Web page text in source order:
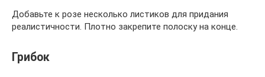
Добавьте к розе несколько листиков для придания
реалистичности. Плотно закрепите полоску на конце.
Грибок